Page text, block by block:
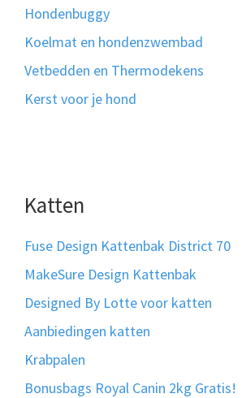
Hondenbuggy
Koelmat en hondenzwembad
Vetbedden en Thermodekens
Kerst voor je hond
Katten
Fuse Design Kattenbak District 70
MakeSure Design Kattenbak
Designed By Lotte voor katten
Aanbiedingen katten
Krabpalen
Bonusbags Royal Canin 2kg Gratis!